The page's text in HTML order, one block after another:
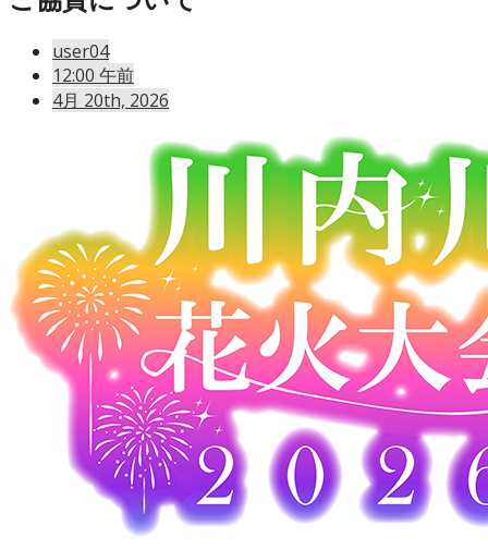
user04
12:00 午前
4月 20th, 2026